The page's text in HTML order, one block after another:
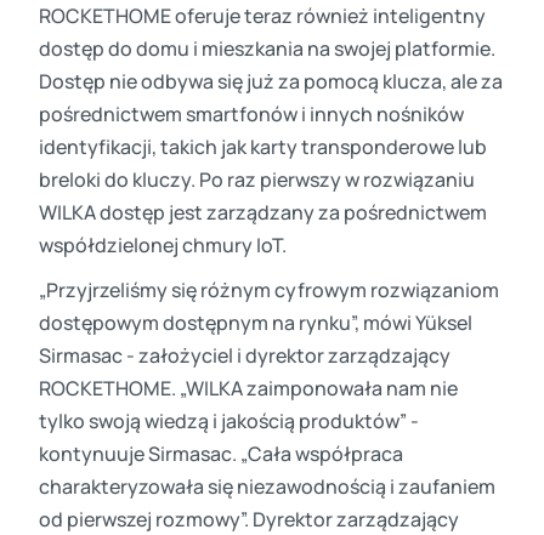
ROCKETHOME oferuje teraz również inteligentny
dostęp do domu i mieszkania na swojej platformie.
Dostęp nie odbywa się już za pomocą klucza, ale za
pośrednictwem smartfonów i innych nośników
identyfikacji, takich jak karty transponderowe lub
breloki do kluczy. Po raz pierwszy w rozwiązaniu
WILKA dostęp jest zarządzany za pośrednictwem
współdzielonej chmury IoT.
„Przyjrzeliśmy się różnym cyfrowym rozwiązaniom
dostępowym dostępnym na rynku”, mówi Yüksel
Sirmasac - założyciel i dyrektor zarządzający
ROCKETHOME. „WILKA zaimponowała nam nie
tylko swoją wiedzą i jakością produktów” -
kontynuuje Sirmasac. „Cała współpraca
charakteryzowała się niezawodnością i zaufaniem
od pierwszej rozmowy”. Dyrektor zarządzający